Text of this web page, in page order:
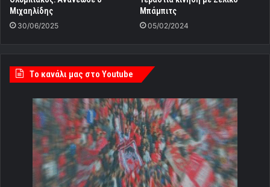
Μιχαηλίδης
30/06/2025
Μπάμπιτς
05/02/2024
Tο κανάλι μας στο Youtube